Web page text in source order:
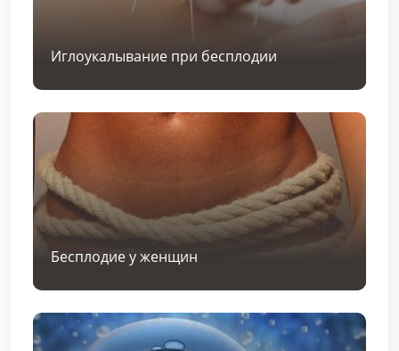
Иглоукалывание при бесплодии
Бесплодие у женщин